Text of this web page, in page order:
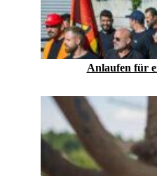
Anlaufen für